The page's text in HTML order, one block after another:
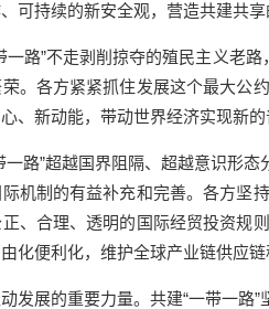
可持续的新安全观，营造共建共
一路”不走剥削掠夺的殖民主义老
。各方紧紧抓住发展这个最大公
、新动能，带动世界经济实现新
一路”超越国界阻隔、超越意识形
机制的有益补充和完善。各方坚
、合理、透明的国际经贸投资规
化便利化，维护全球产业链供应
发展的重要力量。共建“一带一路